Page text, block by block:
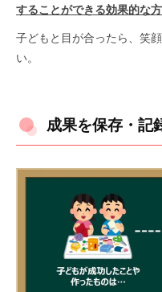
することができる効果的な方
子どもと目が合ったら、笑
い。
成果を保存・記